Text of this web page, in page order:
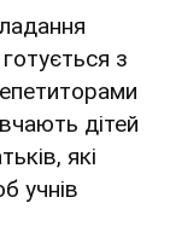
з
дітей
які
учнів